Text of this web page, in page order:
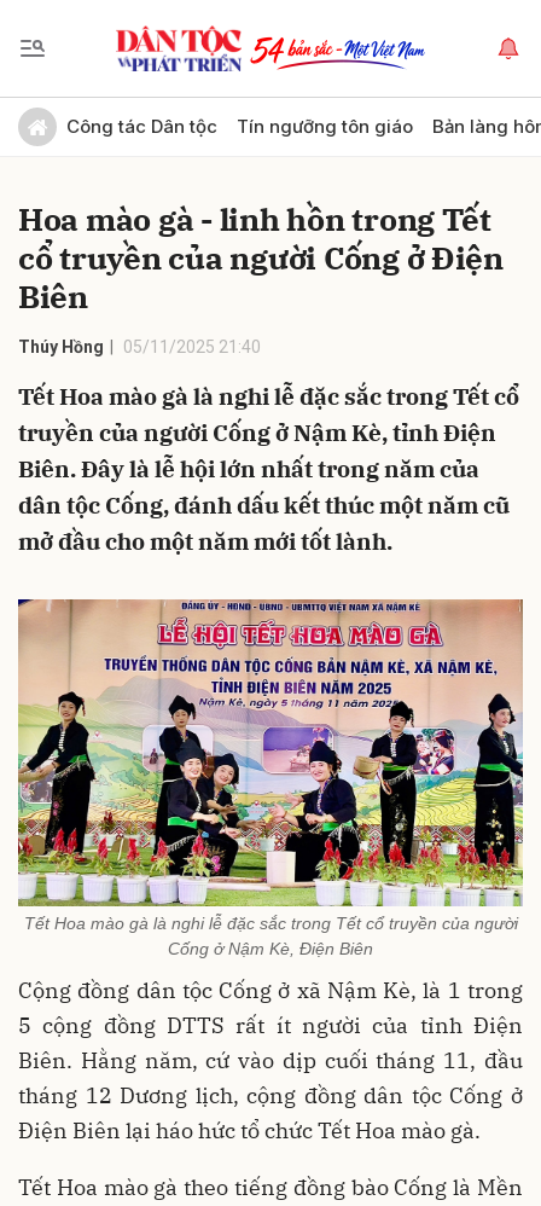
Công tác Dân tộc Tín ngưỡng tôn giáo Bản làng
Hoa mào gà - linh hồn trong Tết
cổ truyền của người Cống ở Điện
Biên
Thúy Hồng 05/11/2025 21:40
Tết Hoa mào gà là nghi lễ đặc sắc trong Tết cổ
truyền của người Cống ở Nậm Kè, tỉnh Điện
Biên. Đây là lễ hội lớn nhất trong năm của
dân tộc Cống, đánh dấu kết thúc một năm cũ
mở đầu cho một năm mới tốt lành.
Tết Hoa mào gà là nghi lễ đặc sắc trong Tết cổ truyền của người
Cống ở Nậm Kè, Điện Biên
Cộng đồng dân tộc Cống ở xã Nậm Kè, là 1 trong
5 cộng đồng DTTS rất ít người của tỉnh Điện
Biên. Hằng năm, cứ vào dịp cuối tháng 11, đầu
tháng 12 Dương lịch, cộng đồng dân tộc Cống ở
Điện Biên lại háo hức tổ chức Tết Hoa mào gà.
Tết Hoa mào gà theo tiếng đồng bào Cống là Mền
Gửi bình luận